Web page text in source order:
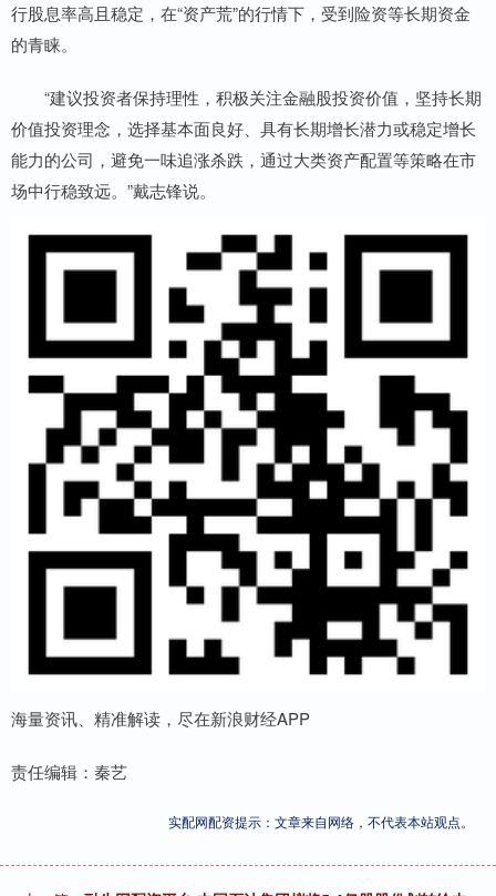
行股息率高且稳定，在“资产荒”的行情下，受到险资等长期资金
的青睐。
“建议投资者保持理性，积极关注金融股投资价值，坚持长期
价值投资理念，选择基本面良好、具有长期增长潜力或稳定增长
能力的公司，避免一味追涨杀跌，通过大类资产配置等策略在市
场中行稳致远。”戴志锋说。
海量资讯、精准解读，尽在新浪财经APP
责任编辑：秦艺
实配网配资提示：文章来自网络，不代表本站观点。